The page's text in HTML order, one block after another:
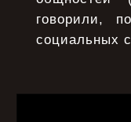
говорили,
социальных